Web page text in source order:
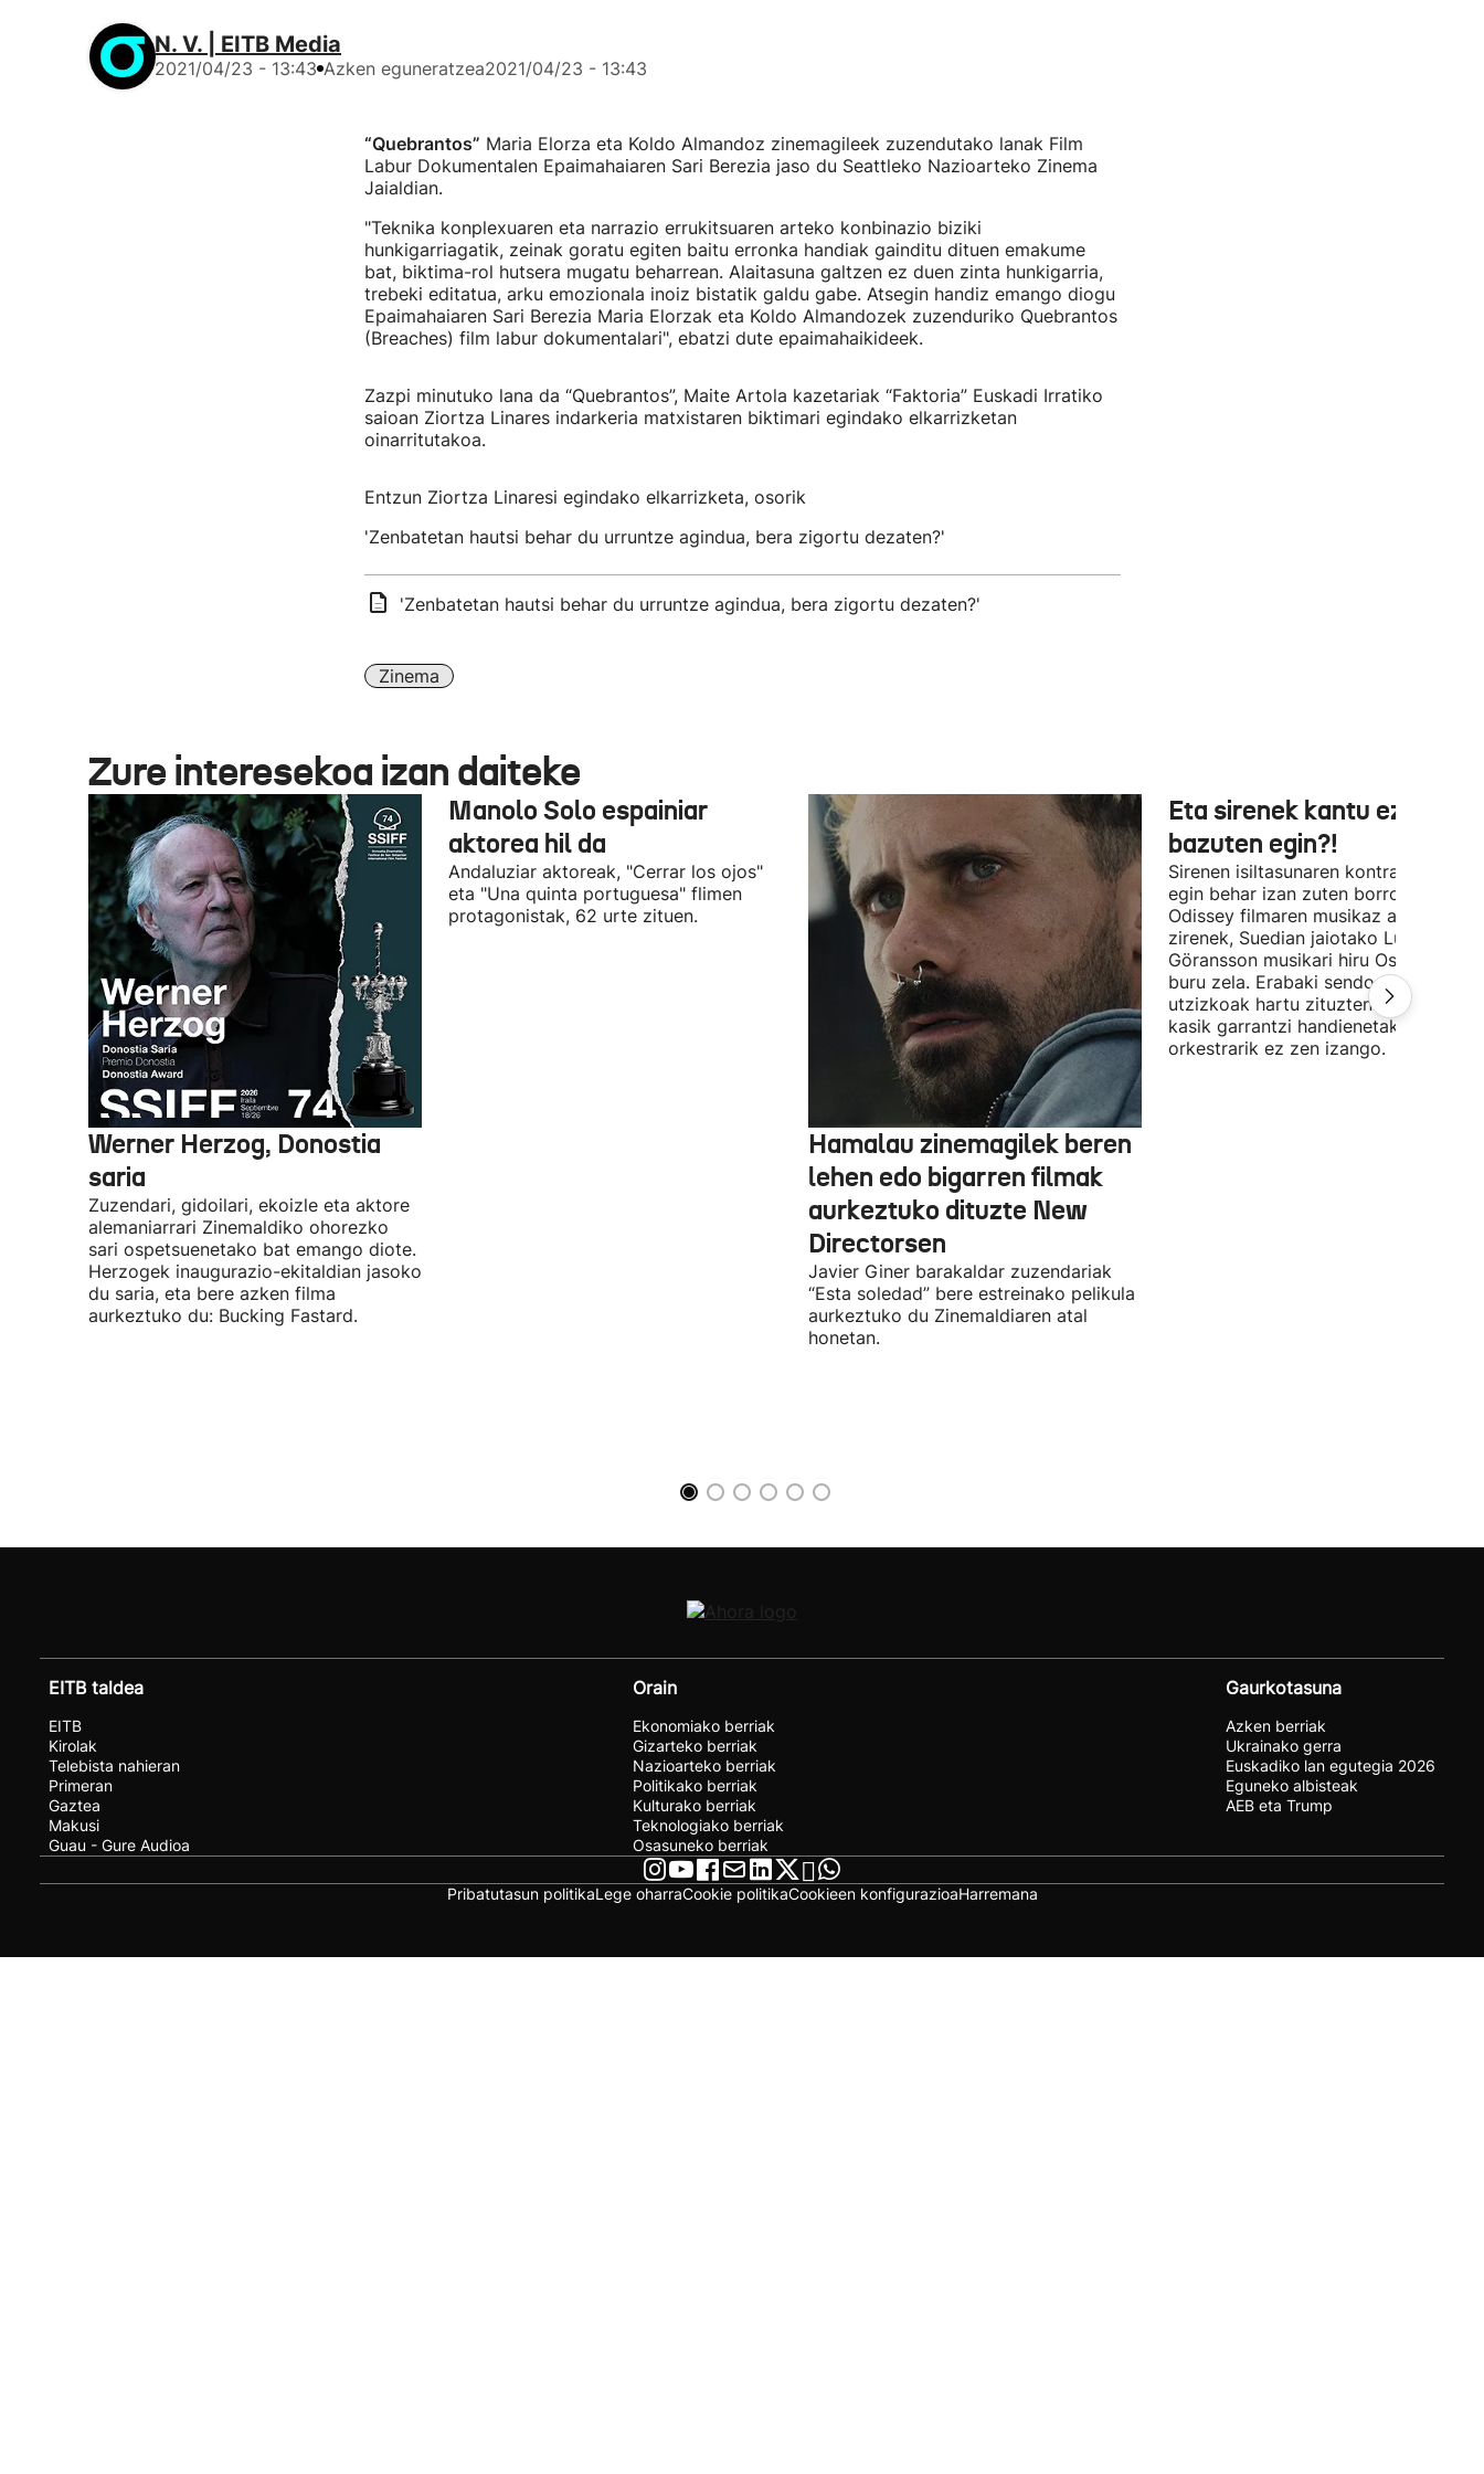
N. V. | EITB Media
2021/04/23 - 13:43 Azken eguneratzea2021/04/23 - 13:43
“Quebrantos” Maria Elorza eta Koldo Almandoz zinemagileek zuzendutako lanak Film
Labur Dokumentalen Epaimahaiaren Sari Berezia jaso du Seattleko Nazioarteko Zinema
Jaialdian.
"Teknika konplexuaren eta narrazio errukitsuaren arteko konbinazio biziki
hunkigarriagatik, zeinak goratu egiten baitu erronka handiak gainditu dituen emakume
bat, biktima-rol hutsera mugatu beharrean. Alaitasuna galtzen ez duen zinta hunkigarria,
trebeki editatua, arku emozionala inoiz bistatik galdu gabe. Atsegin handiz emango diogu
Epaimahaiaren Sari Berezia Maria Elorzak eta Koldo Almandozek zuzenduriko Quebrantos
(Breaches) film labur dokumentalari", ebatzi dute epaimahaikideek.
Zazpi minutuko lana da “Quebrantos”, Maite Artola kazetariak “Faktoria” Euskadi Irratiko
saioan Ziortza Linares indarkeria matxistaren biktimari egindako elkarrizketan
oinarritutakoa.
Entzun Ziortza Linaresi egindako elkarrizketa, osorik
'Zenbatetan hautsi behar du urruntze agindua, bera zigortu dezaten?'
'Zenbatetan hautsi behar du urruntze agindua, bera zigortu dezaten?'
Zinema
Zure interesekoa izan daiteke
Werner Herzog, Donostia
saria
Zuzendari, gidoilari, ekoizle eta aktore
alemaniarrari Zinemaldiko ohorezko
sari ospetsuenetako bat emango diote.
Herzogek inaugurazio-ekitaldian jasoko
du saria, eta bere azken filma
aurkeztuko du: Bucking Fastard.
Manolo Solo espainiar
aktorea hil da
Andaluziar aktoreak, "Cerrar los ojos"
eta "Una quinta portuguesa" flimen
protagonistak, 62 urte zituen.
Hamalau zinemagilek beren
lehen edo bigarren filmak
aurkeztuko dituzte New
Directorsen
Javier Giner barakaldar zuzendariak
“Esta soledad” bere estreinako pelikula
aurkeztuko du Zinemaldiaren atal
honetan.
Eta sirenek kantu ez
bazuten egin?!
Sirenen isiltasunaren kontra (edo
egin behar izan zuten borroka The
Odissey filmaren musikaz arduratu
zirenek, Suedian jaiotako Ludwig
Göransson musikari hiru Oscar
buru zela. Erabaki sendoak, ezin
utzizkoak hartu zituzten. Lehengo
kasik garrantzi handienetakoa:
orkestrarik ez zen izango.
EITB taldea
EITB
Kirolak
Telebista nahieran
Primeran
Gaztea
Makusi
Guau - Gure Audioa
Orain
Ekonomiako berriak
Gizarteko berriak
Nazioarteko berriak
Politikako berriak
Kulturako berriak
Teknologiako berriak
Osasuneko berriak
Gaurkotasuna
Azken berriak
Ukrainako gerra
Euskadiko lan egutegia 2026
Eguneko albisteak
AEB eta Trump
Pribatutasun politikaLege oharraCookie politikaCookieen konfigurazioaHarremana